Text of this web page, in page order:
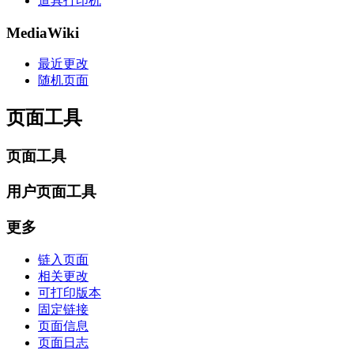
MediaWiki
最近更改
随机页面
页面工具
页面工具
用户页面工具
更多
链入页面
相关更改
可打印版本
固定链接
页面信息
页面日志